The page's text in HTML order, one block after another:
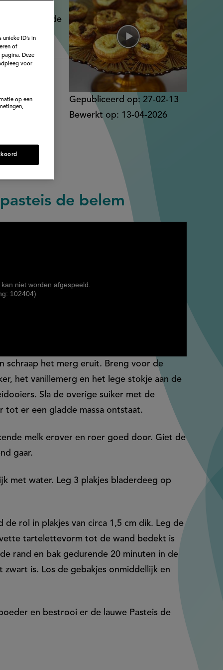
helft van de
Gepubliceerd op: 27-02-13
Bewerkt op: 13-04-2026
de belem
niet worden afgespeeld.
102404)
schraap het merg eruit. Breng voor de
het vanillemerg en het lege stokje aan de
Sla de overige suiker met de
er een gladde massa ontstaat.
melk erover en roer goed door. Giet de
gaar.
met water. Leg 3 plakjes bladerdeeg op
de rol in plakjes van circa 1,5 cm dik. Leg de
tartelettevorm tot de wand bedekt is
rand en bak gedurende 20 minuten in de
is. Los de gebakjes onmiddellijk en
en bestrooi er de lauwe Pasteis de
ID’s in
of
Deze
voor
op een